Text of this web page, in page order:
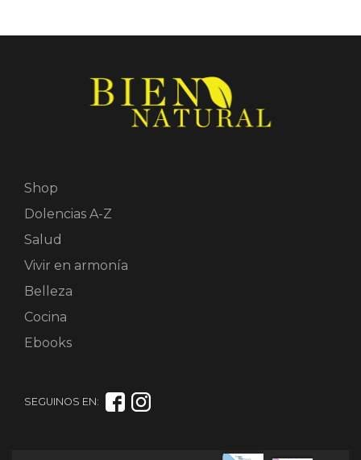
Shop
Dolencias A-Z
Salud
Vivir en armonía
Belleza
Cocina
Ebooks
SEGUINOS EN: